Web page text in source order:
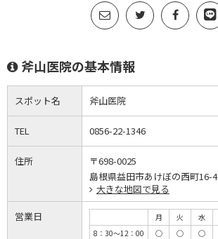
斧山医院の基本情報
スポット名 斧山医院
TEL 0856-22-1346
住所
〒698-0025
島根県益田市あけぼの西町16-4
大きな地図で見る
営業日 月 火 水
8：30～12：00
◯ ◯ ◯